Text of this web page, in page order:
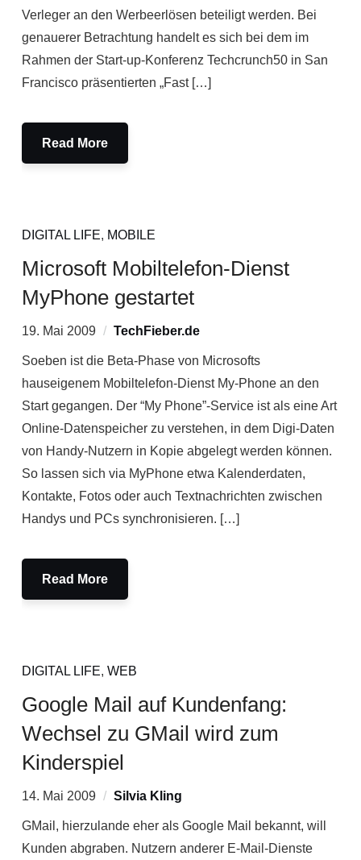
Verleger an den Werbeerlösen beteiligt werden. Bei
genauerer Betrachtung handelt es sich bei dem im
Rahmen der Start-up-Konferenz Techcrunch50 in San
Francisco präsentierten „Fast […]
Read More
DIGITAL LIFE, MOBILE
Microsoft Mobiltelefon-Dienst
MyPhone gestartet
19. Mai 2009 TechFieber.de
Soeben ist die Beta-Phase von Microsofts
hauseigenem Mobiltelefon-Dienst My-Phone an den
Start gegangen. Der “My Phone”-Service ist als eine Art
Online-Datenspeicher zu verstehen, in dem Digi-Daten
von Handy-Nutzern in Kopie abgelegt werden können.
So lassen sich via MyPhone etwa Kalenderdaten,
Kontakte, Fotos oder auch Textnachrichten zwischen
Handys und PCs synchronisieren. […]
Read More
DIGITAL LIFE, WEB
Google Mail auf Kundenfang:
Wechsel zu GMail wird zum
Kinderspiel
14. Mai 2009 Silvia Kling
GMail, hierzulande eher als Google Mail bekannt, will
Kunden abgraben. Nutzern anderer E-Mail-Dienste